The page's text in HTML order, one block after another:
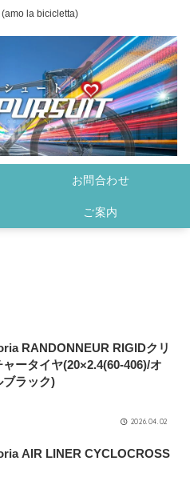
la bicicletta)
お問合わせ
ご案内
RANDONNEUR RIGIDクリ
ャータイヤ(20×2.4(60-406)/オ
ブラック)
2026.04.02
AIR LINER CYCLOCROSS